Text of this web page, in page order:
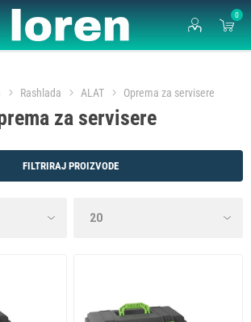
0
Rashlada ALAT Oprema za servisere
za servisere
FILTRIRAJ PROIZVODE